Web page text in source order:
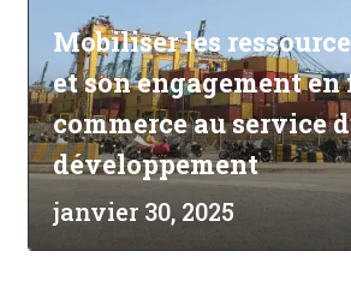
Mobiliser les
et son engagement
commerce au service
développement
janvier 30, 2025